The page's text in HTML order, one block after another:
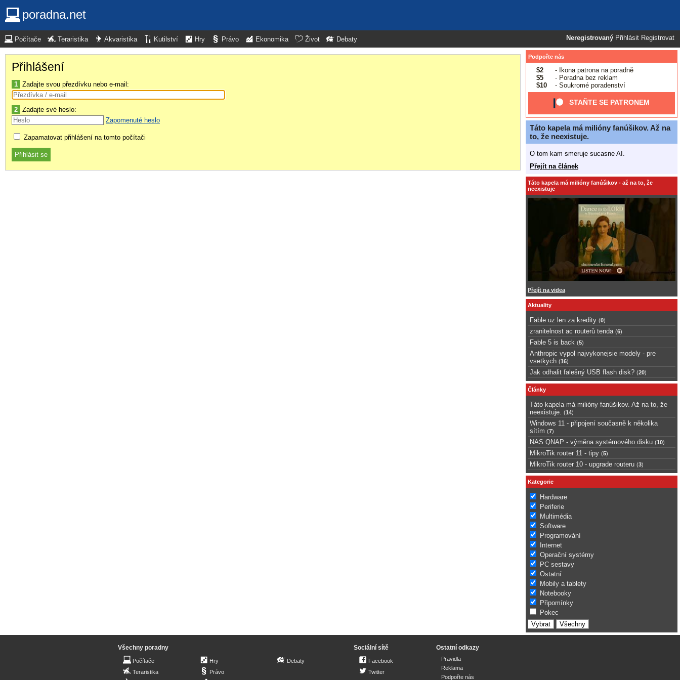
poradna.net
Neregistrovaný Přihlásit Registrovat
Počítače Teraristika Akvaristika Kutilství Hry Právo Ekonomika Život Debaty
Přihlášení
1 Zadajte svou přezdívku nebo e-mail:
2 Zadajte své heslo:
Zapomenuté heslo
Zapamatovat přihlášení na tomto počítači
Podpořte nás
$2
- Ikona patrona na poradně
$5
- Poradna bez reklam
$10
- Soukromé poradenství
STAŇTE SE PATRONEM
Táto kapela má milióny fanúšikov. Až na
to, že neexistuje.
O tom kam smeruje sucasne AI.
Přejít na článek
Táto kapela má milióny fanúšikov - až na to, že
neexistuje
Přejít na videa
Aktuality
Fable uz len za kredity (0)
zranitelnost ac routerů tenda (6)
Fable 5 is back (5)
Anthropic vypol najvykonejsie modely - pre
vsetkych (16)
Jak odhalit falešný USB flash disk? (20)
Články
Táto kapela má milióny fanúšikov. Až na to, že
neexistuje.
(14)
Windows 11 - připojení současně k několika
sítím (7)
NAS QNAP - výměna systémového disku (10)
MikroTik router 11 - tipy (5)
MikroTik router 10 - upgrade routeru (3)
Kategorie
Hardware
Periferie
Multimédia
Software
Programování
Internet
Operační systémy
PC sestavy
Ostatní
Mobily a tablety
Notebooky
Připomínky
Pokec
Všechny poradny
Počítače
Teraristika
Hry
Právo
Debaty
Sociální sítě
Facebook
Twitter
Ostatní odkazy
Pravidla
Reklama
Podpořte nás